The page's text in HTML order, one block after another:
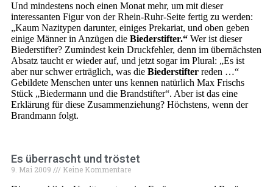
Und mindestens noch einen Monat mehr, um mit dieser
interessanten Figur von der Rhein-Ruhr-Seite fertig zu werden:
„Kaum Nazitypen darunter, einiges Prekariat, und oben geben
einige Männer in Anzügen die Biederstifter.“ Wer ist dieser
Biederstifter? Zumindest kein Druckfehler, denn im übernächsten
Absatz taucht er wieder auf, und jetzt sogar im Plural: „Es ist
aber nur schwer erträglich, was die Biederstifter reden …“
Gebildete Menschen unter uns kennen natürlich Max Frischs
Stück „Biedermann und die Brandstifter“. Aber ist das eine
Erklärung für diese Zusammenziehung? Höchstens, wenn der
Brandmann folgt.
Es überrascht und tröstet
9. Mai 2009 Keine Kommentare